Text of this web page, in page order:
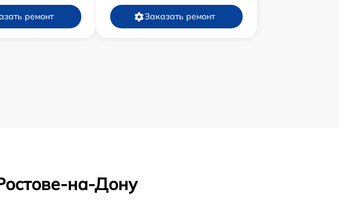
ремонт Заказать ремонт
на-Дону